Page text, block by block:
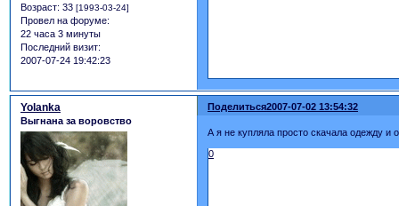
Возраст: 33 [1993-03-24]
Провел на форуме:
22 часа 3 минуты
Последний визит:
2007-07-24 19:42:23
Поделиться2007-07-02 13:54:32
Yolanka
Выгнана за воровство
А я не купляла просто скачала одежду и
0